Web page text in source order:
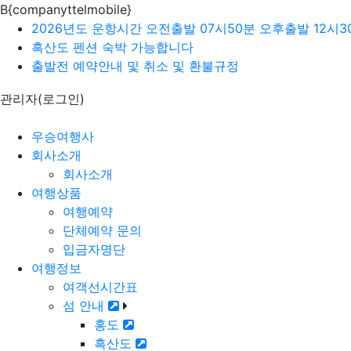
B{companyttelmobile}
2026년도 운항시간 오전출발 07시50분 오후출발 12시
흑산도 펜션 숙박 가능합니다
출발전 예약안내 및 취소 및 환불규정
관리자(로그인)
우승여행사
회사소개
회사소개
여행상품
여행예약
단체예약 문의
입금자명단
여행정보
여객선시간표
섬 안내
홍도
흑산도